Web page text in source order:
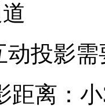
动投影
距离：